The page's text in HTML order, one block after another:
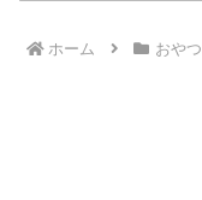
ホーム おやつ